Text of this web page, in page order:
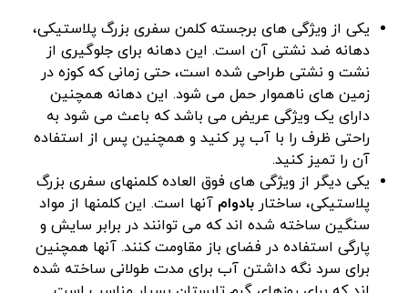
یکی از ویژگی های برجسته کلمن سفری بزرگ پلاستیکی،
دهانه ضد نشتی آن است. این دهانه برای جلوگیری از
نشت و نشتی طراحی شده است، حتی زمانی که کوزه در
زمین های ناهموار حمل می شود. این دهانه همچنین
دارای یک ویژگی عریض می باشد که باعث می شود به
راحتی ظرف را با آب پر کنید و همچنین پس از استفاده
آن را تمیز کنید.
یکی دیگر از ویژگی های فوق العاده کلمنهای سفری بزرگ
پلاستیکی، ساختار بادوام آنها است. این کلمنها از مواد
سنگین ساخته شده اند که می توانند در برابر سایش و
پارگی استفاده در فضای باز مقاومت کنند. آنها همچنین
برای سرد نگه داشتن آب برای مدت طولانی ساخته شده